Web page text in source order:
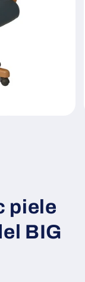
piele
BIG